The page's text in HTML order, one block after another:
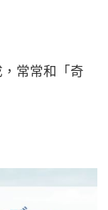
常常和「奇